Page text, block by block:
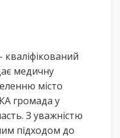
кваліфікований
медичну
місто
громада у
З уважністю
підходом до